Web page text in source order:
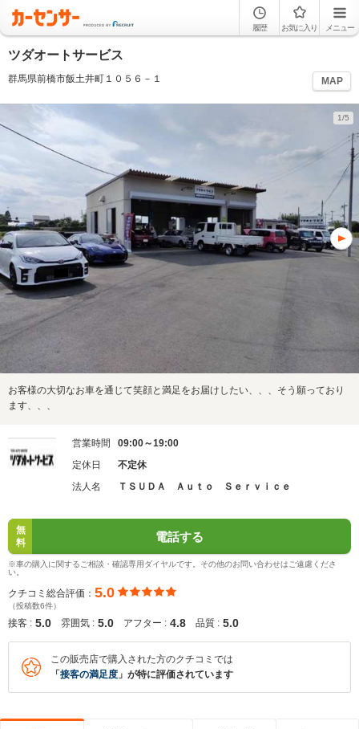
履歴 お気に入り メニュー
ツダオートサービス
群馬県前橋市飯土井町１０５６－１ MAP
1/5
お客様の大切なお車を通じて笑顔と満足をお届けしたい、、、そう願っており
ます、、、
営業時間
09:00～19:00
定休日
不定休
法人名
ＴＳＵＤＡ Ａｕｔｏ Ｓｅｒｖｉｃｅ
無
料
電話する
※車の購入に関するご相談・確認専用ダイヤルです。その他のお問い合わせはご遠慮くださ
い。
クチコミ総合評価： 5.0
（投稿数6件）
接客 : 5.0 雰囲気 : 5.0 アフター : 4.8 品質 : 5.0
この販売店で購入された方のクチコミでは
「 接客の満足度 」が特に評価されています